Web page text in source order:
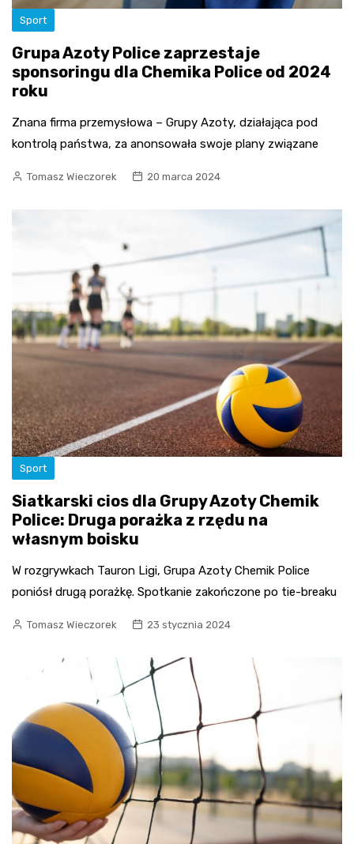
Sport
Grupa Azoty Police zaprzestaje
sponsoringu dla Chemika Police od 2024
roku
Znana firma przemysłowa – Grupy Azoty, działająca pod
kontrolą państwa, za anonsowała swoje plany związane
Tomasz Wieczorek 20 marca 2024
Sport
Siatkarski cios dla Grupy Azoty Chemik
Police: Druga porażka z rzędu na
własnym boisku
W rozgrywkach Tauron Ligi, Grupa Azoty Chemik Police
poniósł drugą porażkę. Spotkanie zakończone po tie-breaku
Tomasz Wieczorek 23 stycznia 2024